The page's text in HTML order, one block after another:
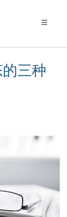
切换导
三种